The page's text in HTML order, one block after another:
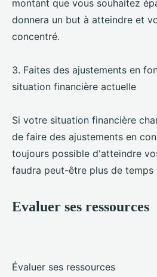
montant que vous souhaitez
donnera un but à atteindre et
concentré.
3. Faites des ajustements en
situation financière actuelle
Si votre situation financière
de faire des ajustements en
toujours possible d'atteindre
faudra peut-être plus de temps
Evaluer ses ressources
Évaluer ses ressources